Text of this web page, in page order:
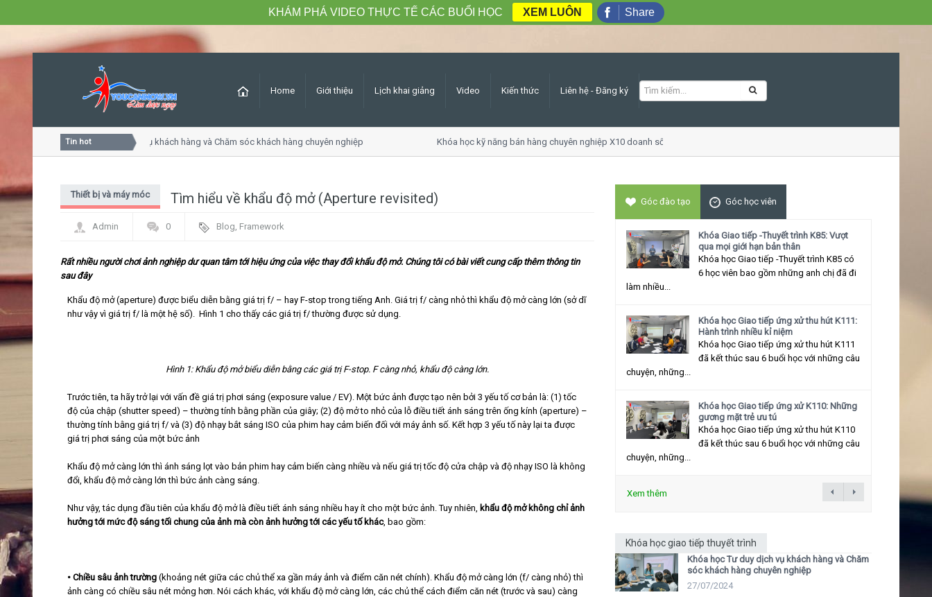
Home Giới thiệu Lịch khai giảng Video Kiến thức Liên hệ - Đăng ký
Tin hot
Khóa học Tư duy dịch vụ khách hàng và Chăm sóc khách hàng chuyên nghiệp Khóa học kỹ năng bán hàng chuyên nghiệp X10 doanh số
Tìm hiểu về khẩu độ mở (Aperture revisited)
Thiết bị và máy móc
Admin 0 Blog, Framework
Rất nhiều người chơi ảnh nghiệp dư quan tâm tới hiệu ứng của việc thay đổi khẩu độ mở. Chúng tôi có bài viết cung cấp thêm thông tin
sau đây
Khẩu độ mở (aperture) được biểu diễn bằng giá trị f/ – hay F-stop trong tiếng Anh. Giá trị f/ càng nhỏ thì khẩu độ mở càng lớn (sở dĩ
như vậy vì giá trị f/ là một hệ số). Hình 1 cho thấy các giá trị f/ thường được sử dụng.
Hình 1: Khẩu độ mở biểu diễn bằng các giá trị F-stop. F càng nhỏ, khẩu độ càng lớn.
Trước tiên, ta hãy trở lại với vấn đề giá trị phơi sáng (exposure value / EV). Một bức ảnh được tạo nên bởi 3 yếu tố cơ bản là: (1) tốc
độ của chập (shutter speed) – thường tính bằng phần của giây; (2) độ mở to nhỏ của lỗ điều tiết ánh sáng trên ống kính (aperture) –
thường tính bằng giá trị f/ và (3) độ nhạy bắt sáng ISO của phim hay cảm biến đối với máy ảnh số. Kết hợp 3 yếu tố này lại ta được
giá trị phơi sáng của một bức ảnh
Khẩu độ mở càng lớn thì ánh sáng lọt vào bản phim hay cảm biến càng nhiều và nếu giá trị tốc độ cửa chập và độ nhạy ISO là không
đổi, khẩu độ mở càng lớn thì bức ảnh càng sáng.
Như vậy, tác dụng đầu tiên của khẩu độ mở là điều tiết ánh sáng nhiều hay ít cho một bức ảnh. Tuy nhiên, khẩu độ mở không chỉ ảnh
hưởng tới mức độ sáng tối chung của ảnh mà còn ảnh hưởng tới các yếu tố khác, bao gồm:
• Chiều sâu ảnh trường (khoảng nét giữa các chủ thể xa gần máy ảnh và điểm căn nét chính). Khẩu độ mở càng lớn (f/ càng nhỏ) thì
ảnh càng có chiều sâu nét mỏng hơn. Nói cách khác, với khẩu độ mở càng lớn, các chủ thể cách điểm căn nét (trước và sau) càng
Góc đào tạo Góc học viên
Khóa Giao tiếp -Thuyết trình K85: Vượt
qua mọi giới hạn bản thân
Khóa học Giao tiếp -Thuyết trình K85 có
6 học viên bao gồm những anh chị đã đi
làm nhiều...
Khóa học Giao tiếp ứng xử thu hút K111:
Hành trình nhiều kỉ niệm
Khóa học Giao tiếp ứng xử thu hút K111
đã kết thúc sau 6 buổi học với những câu
chuyện, những...
Khóa học Giao tiếp ứng xử K110: Những
gương mặt trẻ ưu tú
Khóa học Giao tiếp ứng xử thu hút K110
đã kết thúc sau 6 buổi học với những câu
chuyện, những...
Xem thêm
Khóa học giao tiếp thuyết trình
Khóa học Tư duy dịch vụ khách hàng và Chăm
sóc khách hàng chuyên nghiệp
27/07/2024
KHÁM PHÁ VIDEO THỰC TẾ CÁC BUỔI HỌC XEM LUÔN Share